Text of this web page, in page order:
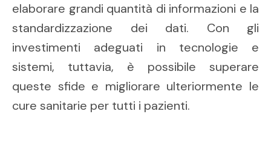
elaborare grandi quantità di informazioni e la
standardizzazione dei dati. Con gli
investimenti adeguati in tecnologie e
sistemi, tuttavia, è possibile superare
queste sfide e migliorare ulteriormente le
cure sanitarie per tutti i pazienti.